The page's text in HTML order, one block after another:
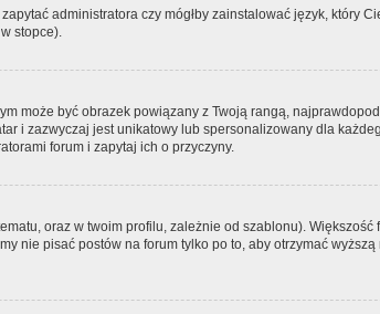
administratora czy mógłby zainstalować język, który
stopce).
może być obrazek powiązany z Twoją rangą,
i zazwyczaj jest unikatowy lub spersonalizowany dla
forum i zapytaj ich o przyczyny.
oraz w twoim profilu, zależnie od szablonu).
nie pisać postów na forum tylko po to, aby otrzymać